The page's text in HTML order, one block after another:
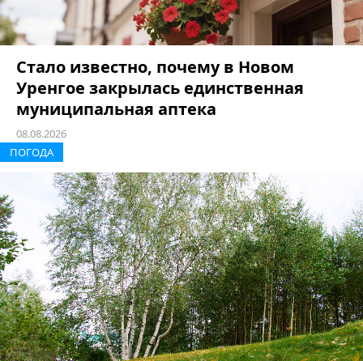
Стало известно, почему в Новом
Уренгое закрылась единственная
муниципальная аптека
08.08.2026
ПОГОДА